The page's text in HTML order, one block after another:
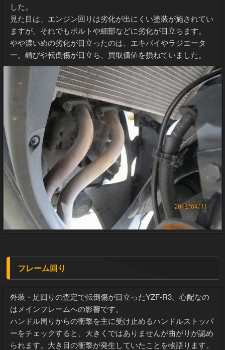
した。
見た目は、エンジン回りは劣化が出にくい塗装が施されてい
ますが、それでもボルトや細部などに劣化が目立ちます。
やや濃いめの劣化が目立ったのは、エキパイやラジエータ
ー。錆びや転倒傷が目立ち、買取価値を損ねていました。
フレーム回り
外装・足回りの査定で転倒傷が目立ったYZF-R3。心配なの
はメインフレームへの影響です。
ハンドル周りからの衝撃を主に受け止めるハンドルストッパ
ーをチェックすると、大きくではありませんが曲がりが認め
られます。大き目の衝撃が発生していたことを物語ります。